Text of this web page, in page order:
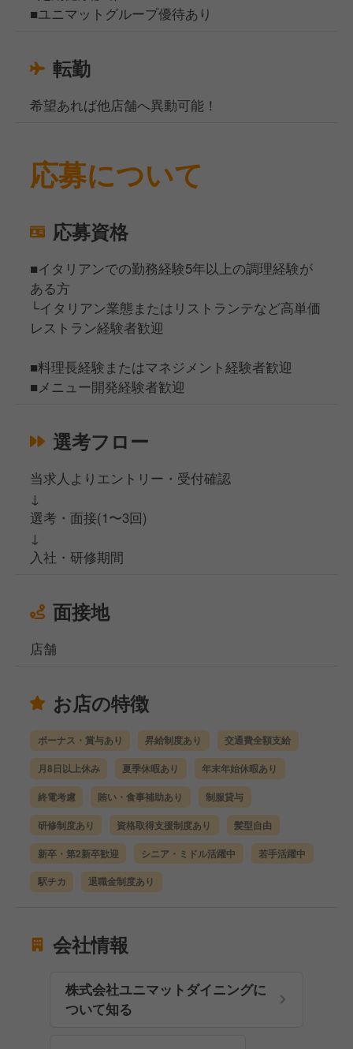
■ユニマットグループ優待あり
転勤
希望あれば他店舗へ異動可能！
応募について
応募資格
■イタリアンでの勤務経験5年以上の調理経験が
ある方
└イタリアン業態またはリストランテなど高単価
レストラン経験者歓迎
■料理長経験またはマネジメント経験者歓迎
■メニュー開発経験者歓迎
選考フロー
当求人よりエントリー・受付確認
↓
選考・面接(1〜3回)
↓
入社・研修期間
面接地
店舗
お店の特徴
ボーナス・賞与あり 昇給制度あり 交通費全額支給
月8日以上休み 夏季休暇あり 年末年始休暇あり
終電考慮 賄い・食事補助あり 制服貸与
研修制度あり 資格取得支援制度あり 髪型自由
新卒・第2新卒歓迎 シニア・ミドル活躍中 若手活躍中
駅チカ 退職金制度あり
会社情報
株式会社ユニマットダイニングに
ついて知る